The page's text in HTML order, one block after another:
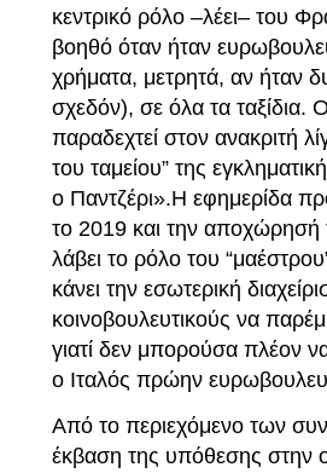
κεντρικό ρόλο –λέει– του
βοηθό όταν ήταν
χρήματα, μετρητά, αν ήταν
σχεδόν), σε όλα τα ταξίδια.
παραδεχτεί στον ανακριτή
του ταμείου” της
ο Παντζέρι».Η εφημερίδα
το 2019 και την αποχώρησή
λάβει το ρόλο του
κάνει την εσωτερική
κοινοβουλευτικούς να
γιατί δεν μπορούσα πλέον
ο Ιταλός πρώην
Από το περιεχόμενο των
έκβαση της υπόθεσης στην